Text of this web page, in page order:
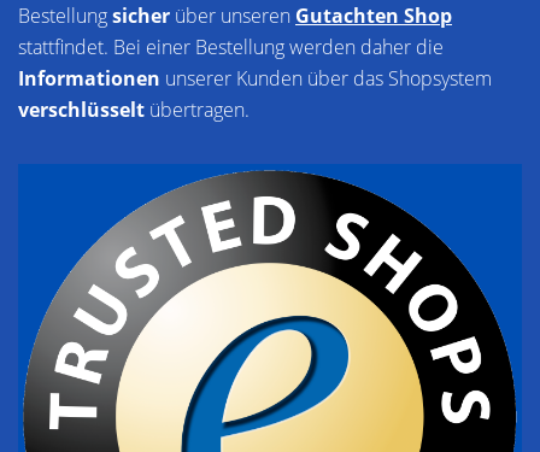
Bestellungsicher über unseren Gutachten Shop
stattfindet. Bei einer Bestellung werden daher die
Informationen unserer Kunden über das Shopsystem
verschlüsselt übertragen.